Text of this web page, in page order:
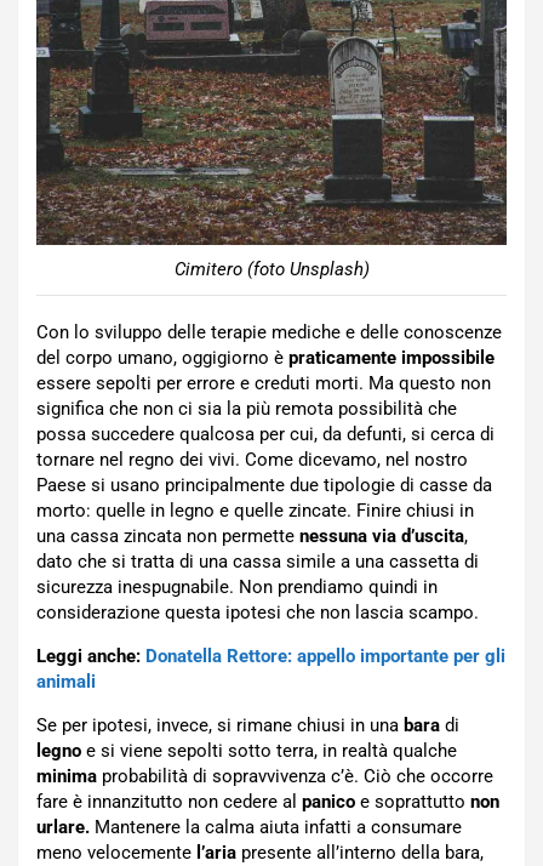
Cimitero (foto Unsplash)
Con lo sviluppo delle terapie mediche e delle conoscenze
del corpo umano, oggigiorno è praticamente impossibile
essere sepolti per errore e creduti morti. Ma questo non
significa che non ci sia la più remota possibilità che
possa succedere qualcosa per cui, da defunti, si cerca di
tornare nel regno dei vivi. Come dicevamo, nel nostro
Paese si usano principalmente due tipologie di casse da
morto: quelle in legno e quelle zincate. Finire chiusi in
una cassa zincata non permette nessuna via d’uscita,
dato che si tratta di una cassa simile a una cassetta di
sicurezza inespugnabile. Non prendiamo quindi in
considerazione questa ipotesi che non lascia scampo.
Leggi anche: Donatella Rettore: appello importante per gli
animali
Se per ipotesi, invece, si rimane chiusi in una bara di
legno e si viene sepolti sotto terra, in realtà qualche
minima probabilità di sopravvivenza c’è. Ciò che occorre
fare è innanzitutto non cedere al panico e soprattutto non
urlare. Mantenere la calma aiuta infatti a consumare
meno velocemente l’aria presente all’interno della bara,